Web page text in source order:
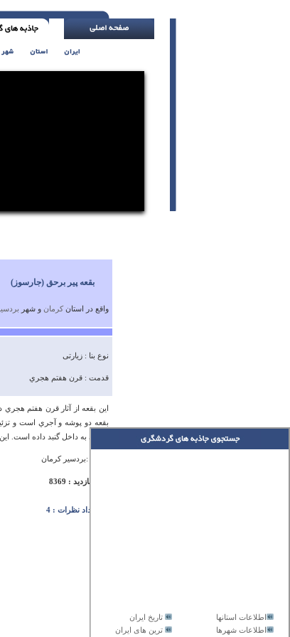
تاریخ ایران
اطلاعات استانها
ترین های ایران
اطلاعات شهرها
بقعه‌ پير برحق‌ (جارسوز)
واقع در استانكرمان و شهر
نوع بنا : زیارتی
قدمت : قرن‌ هفتم‌ هجري‌
اين‌ بقعه‌ از آثار قرن‌ هفتم‌
بقعه‌ دو پوشه‌ و آجري‌ است‌ و
خاصي‌ به‌ داخل‌ گنبد داده‌ است‌.
آدرس :بردسیر کرمان
تعداد بازدید : 8369
تعداد نظرات : 4